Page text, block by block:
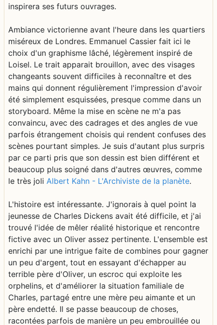
inspirera ses futurs ouvrages.
Ambiance victorienne avant l'heure dans les quartiers
miséreux de Londres. Emmanuel Cassier fait ici le
choix d'un graphisme lâché, légèrement inspiré de
Loisel. Le trait apparait brouillon, avec des visages
changeants souvent difficiles à reconnaître et des
mains qui donnent régulièrement l'impression d'avoir
été simplement esquissées, presque comme dans un
storyboard. Même la mise en scène ne m'a pas
convaincu, avec des cadrages et des angles de vue
parfois étrangement choisis qui rendent confuses des
scènes pourtant simples. Je suis d'autant plus surpris
par ce parti pris que son dessin est bien différent et
beaucoup plus soigné dans d'autres œuvres, comme
le très joli Albert Kahn - L'Archiviste de la planète.
L'histoire est intéressante. J'ignorais à quel point la
jeunesse de Charles Dickens avait été difficile, et j'ai
trouvé l'idée de mêler réalité historique et rencontre
fictive avec un Oliver assez pertinente. L'ensemble est
enrichi par une intrigue faite de combines pour gagner
un peu d'argent, tout en essayant d'échapper au
terrible père d'Oliver, un escroc qui exploite les
orphelins, et d'améliorer la situation familiale de
Charles, partagé entre une mère peu aimante et un
père endetté. Il se passe beaucoup de choses,
racontées parfois de manière un peu embrouillée ou